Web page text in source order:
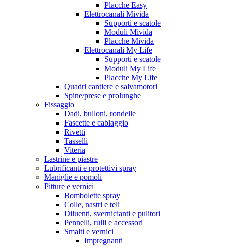
Placche Easy
Elettrocanali Mivida
Supporti e scatole
Moduli Mivida
Placche Mivida
Elettrocanali My Life
Supporti e scatole
Moduli My Life
Placche My Life
Quadri cantiere e salvamotori
Spine/prese e prolunghe
Fissaggio
Dadi, bulloni, rondelle
Fascette e cablaggio
Rivetti
Tasselli
Viteria
Lastrine e piastre
Lubrificanti e protettivi spray
Maniglie e pomoli
Pitture e vernici
Bombolette spray
Colle, nastri e teli
Diluenti, svernicianti e pulitori
Pennelli, rulli e accessori
Smalti e vernici
Impregnanti